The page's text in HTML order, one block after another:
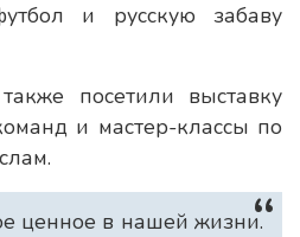
и русскую забаву
посетили выставку
и мастер-классы по
ценное в нашей жизни.